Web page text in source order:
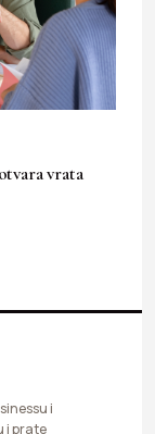
vrata
i
i prate